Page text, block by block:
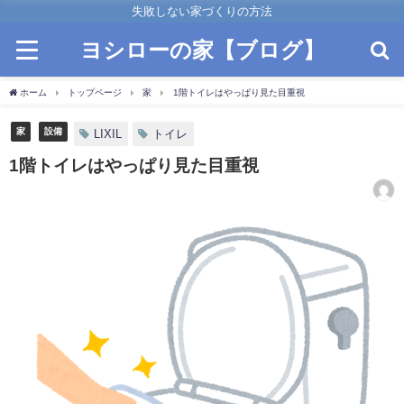
失敗しない家づくりの方法
ヨシローの家【ブログ】
ホーム トップページ 家 1階トイレはやっぱり見た目重視
家 設備 LIXIL トイレ
1階トイレはやっぱり見た目重視